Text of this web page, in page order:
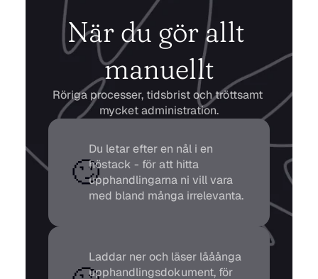
När du gör allt
manuellt
Röriga processer, tidsbrist och tröttsamt
mycket administration.
🙄
Du letar efter en nål i en
höstack - för att hitta
upphandlingarna ni vill vara
med bland många irrelevanta.
Laddar ner och läser lååånga
upphandlingsdokument, för